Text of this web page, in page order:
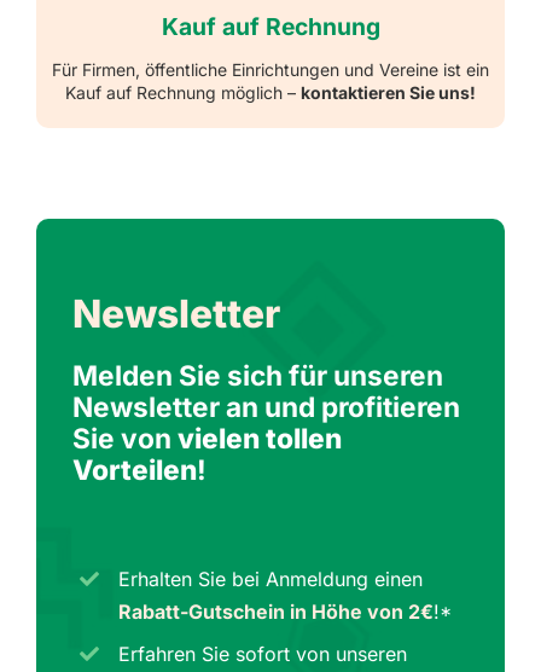
Kauf auf Rechnung
Für Firmen, öffentliche Einrichtungen und Vereine ist ein
Kauf auf Rechnung möglich – kontaktieren Sie uns!
Newsletter
Melden Sie sich für unseren
Newsletter an und profitieren
Sie von vielen tollen
Vorteilen!
Erhalten Sie bei Anmeldung einen
Rabatt-Gutschein in Höhe von 2€!*
Erfahren Sie sofort von unseren